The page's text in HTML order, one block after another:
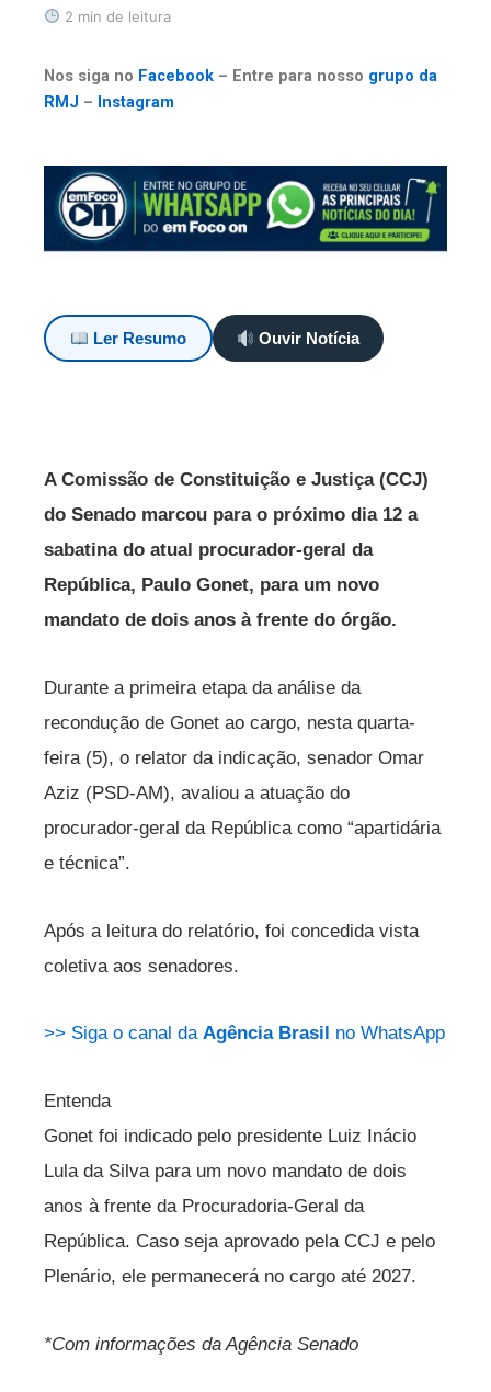
2 min de leitura
Nos siga no Facebook – Entre para nosso grupo da
RMJ – Instagram
Ler Resumo Ouvir Notícia
A Comissão de Constituição e Justiça (CCJ)
do Senado marcou para o próximo dia 12 a
sabatina do atual procurador-geral da
República, Paulo Gonet, para um novo
mandato de dois anos à frente do órgão.
Durante a primeira etapa da análise da
recondução de Gonet ao cargo, nesta quarta-
feira (5), o relator da indicação, senador Omar
Aziz (PSD-AM), avaliou a atuação do
procurador-geral da República como “apartidária
e técnica”.
Após a leitura do relatório, foi concedida vista
coletiva aos senadores.
>> Siga o canal da Agência Brasil no WhatsApp
Entenda
Gonet foi indicado pelo presidente Luiz Inácio
Lula da Silva para um novo mandato de dois
anos à frente da Procuradoria-Geral da
República. Caso seja aprovado pela CCJ e pelo
Plenário, ele permanecerá no cargo até 2027.
*Com informações da Agência Senado